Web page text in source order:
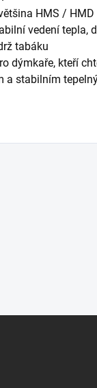
HMS /
vedení tepla,
tabáku
dýmkaře, kteří
a stabilním